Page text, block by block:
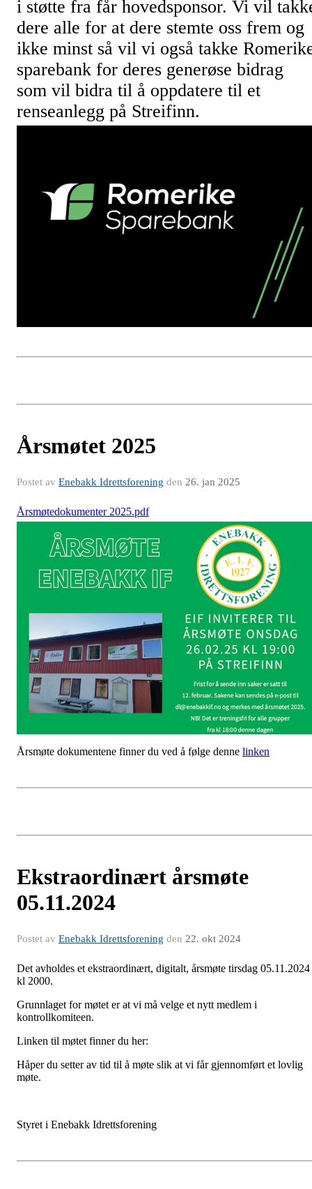
i støtte fra får hovedsponsor. Vi vil
dere alle for at dere stemte oss frem og
ikke minst så vil vi også takke
sparebank for deres generøse bidrag
som vil bidra til å oppdatere til et
renseanlegg på Streifinn.
Årsmøtet 2025
Postet av Enebakk Idrettsforening den 26. jan 2025
Årsmøtedokumenter 2025.pdf
Årsmøte dokumentene finner du ved å følge denne linken
Ekstraordinært årsmøte
05.11.2024
Postet av Enebakk Idrettsforening den 22. okt 2024
Det avholdes et ekstraordinært, digitalt, årsmøte tirsdag 05.11.2024
kl 2000.
Grunnlaget for møtet er at vi må velge et nytt medlem i
kontrollkomiteen.
Linken til møtet finner du her:
Håper du setter av tid til å møte slik at vi får gjennomført et lovlig
møte.
Styret i Enebakk Idrettsforening